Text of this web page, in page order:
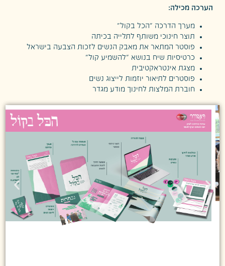
הערכה מכילה:
מערך הדרכה "הכל בקול"
תוצר חינוכי משותף לתלייה בכיתה
פוסטר המתאר את מאבק הנשים לזכות הצבעה בישראל
כרטיסיות שיח בנושא "להשמיע קול"
מצגת אינטראקטיבית
פוסטרים לתיאור יוזמות לייצוג נשים
חוברת המלצות לחינוך מודע מגדר